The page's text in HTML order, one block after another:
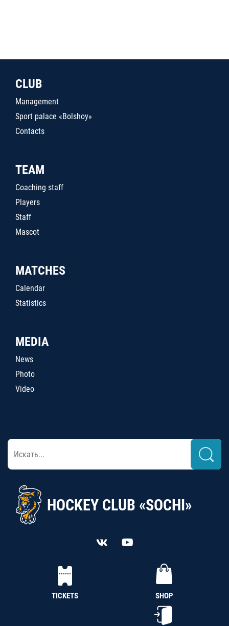
CLUB
Management
Sport palace «Bolshoy»
Contacts
TEAM
Coaching staff
Players
Staff
Mascot
MATCHES
Calendar
Statistics
MEDIA
News
Photo
Video
HOCKEY CLUB «SOCHI»
TICKETS SHOP